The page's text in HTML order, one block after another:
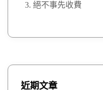
絕不事先收費
近期文章